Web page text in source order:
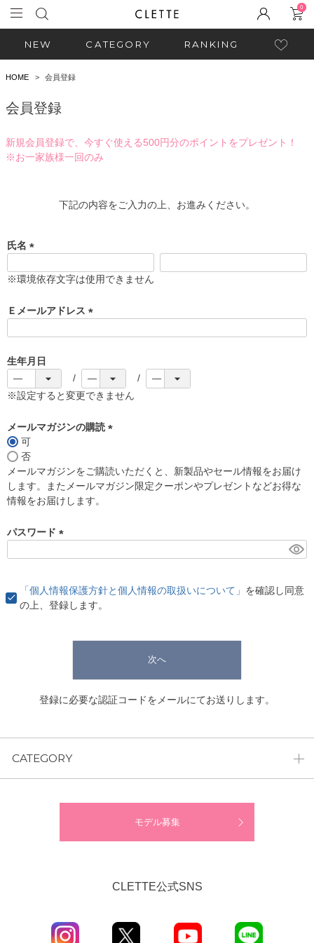
0
NEW CATEGORY RANKING
HOME 会員登録
会員登録
新規会員登録で、今すぐ使える500円分のポイントをプレゼント！
※お一家族様一回のみ
下記の内容をご入力の上、お進みください。
氏名
必
)
※環境依存文字は使用できません
Ｅメールアドレス
)
生年月日
※設定すると変更できません
メールマガジンの購読
須
)
可
否
メールマガジンをご購読いただくと、新製品やセール情報をお届け
します。またメールマガジン限定クーポンやプレゼントなどお得な
情報をお届けします。
パスワード
)
「個人情報保護方針と個人情報の取扱いについて」 を確認し同意
の上、登録します。
次へ
登録に必要な認証コードをメールにてお送りします。
CATEGORY
モデル募集
CLETTE公式SNS